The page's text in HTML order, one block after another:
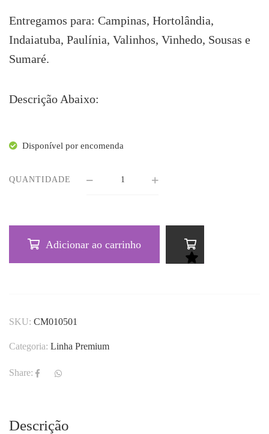
Entregamos para: Campinas, Hortolândia,
Indaiatuba, Paulínia, Valinhos, Vinhedo, Sousas e
Sumaré.
Descrição Abaixo:
Disponível por encomenda
QUANTIDADE
Adicionar ao carrinho
SKU: CM010501
Categoria: Linha Premium
Share:
Descrição